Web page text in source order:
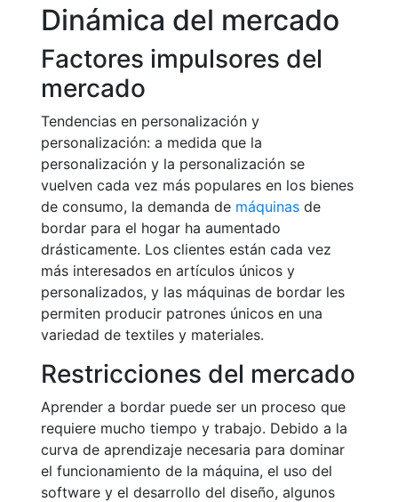
Dinámica del mercado
Factores impulsores del
mercado
Tendencias en personalización y
personalización: a medida que la
personalización y la personalización se
vuelven cada vez más populares en los bienes
de consumo, la demanda de máquinas de
bordar para el hogar ha aumentado
drásticamente. Los clientes están cada vez
más interesados en artículos únicos y
personalizados, y las máquinas de bordar les
permiten producir patrones únicos en una
variedad de textiles y materiales.
Restricciones del mercado
Aprender a bordar puede ser un proceso que
requiere mucho tiempo y trabajo. Debido a la
curva de aprendizaje necesaria para dominar
el funcionamiento de la máquina, el uso del
software y el desarrollo del diseño, algunos